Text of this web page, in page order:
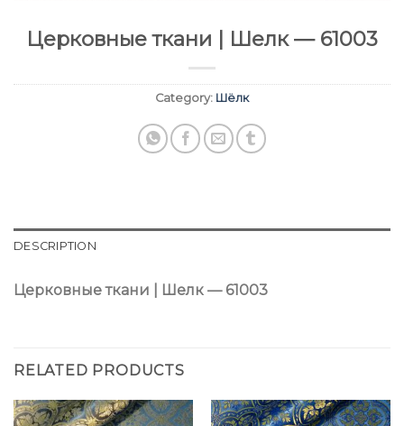
Церковные ткани | Шелк — 61003
Category: Шёлк
DESCRIPTION
Церковные ткани | Шелк — 61003
RELATED PRODUCTS